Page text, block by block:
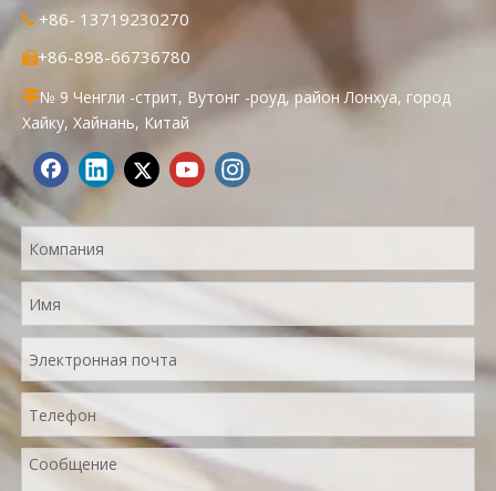
 +86- 13719230270
+86-898-66736780
№ 9 Ченгли -стрит, Вутонг -роуд, район Лонхуа, город
Хайку, Хайнань, Китай